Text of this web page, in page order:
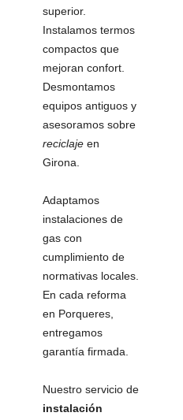
superior.
Instalamos termos
compactos que
mejoran confort.
Desmontamos
equipos antiguos y
asesoramos sobre
reciclaje en
Girona.
Adaptamos
instalaciones de
gas con
cumplimiento de
normativas locales.
En cada reforma
en Porqueres,
entregamos
garantía firmada.
Nuestro servicio de
instalación